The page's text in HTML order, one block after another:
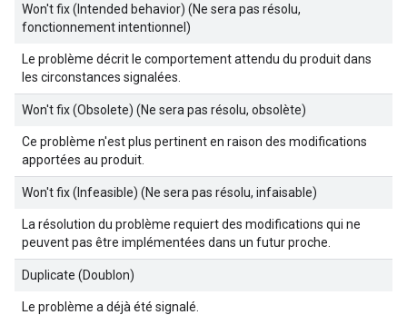
Won't fix (Intended behavior) (Ne sera pas résolu,
fonctionnement intentionnel)
Le problème décrit le comportement attendu du produit dans
les circonstances signalées.
Won't fix (Obsolete) (Ne sera pas résolu, obsolète)
Ce problème n'est plus pertinent en raison des modifications
apportées au produit.
Won't fix (Infeasible) (Ne sera pas résolu, infaisable)
La résolution du problème requiert des modifications qui ne
peuvent pas être implémentées dans un futur proche.
Duplicate (Doublon)
Le problème a déjà été signalé.